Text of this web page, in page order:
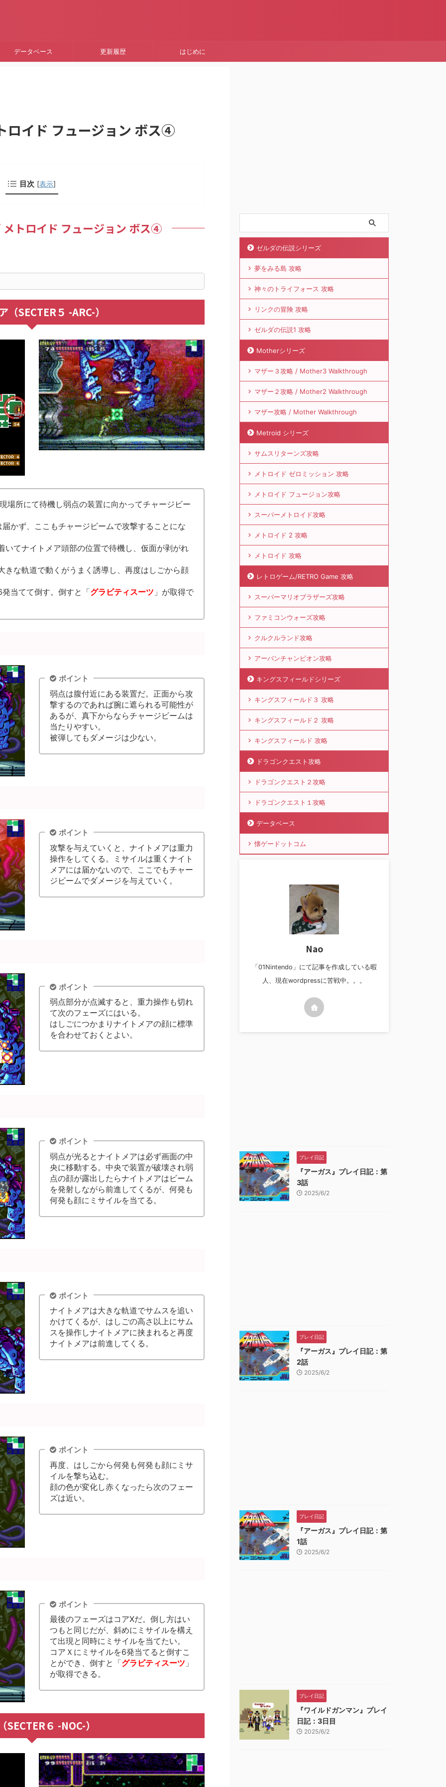
データベース 更新履歴 はじめに
ロイド フュージョン ボス④
目次 [表示]
トロイド フュージョン ボス④
（SECTER５ -ARC-）
場所にて待機し弱点の装置に向かってチャージビー
かず、ここもチャージビームで攻撃することにな
いてナイトメア頭部の位置で待機し、仮面が剥がれ
きな軌道で動くがうまく誘導し、再度はしごから顔
当てて倒す。倒すと「グラビティスーツ 」が取得で
ポイント
弱点は腹付近にある装置だ。正面から攻
撃するのであれば腕に遮られる可能性が
あるが、真下からならチャージビームは
当たりやすい。
被弾してもダメージは少ない。
ポイント
攻撃を与えていくと、ナイトメアは重力
操作をしてくる。ミサイルは重くナイト
メアには届かないので、ここでもチャー
ジビームでダメージを与えていく。
ポイント
弱点部分が点滅すると、重力操作も切れ
て次のフェーズにはいる。
はしごにつかまりナイトメアの顔に標準
を合わせておくとよい。
ポイント
弱点が光るとナイトメアは必ず画面の中
央に移動する。中央で装置が破壊され弱
点の顔が露出したらナイトメアはビーム
を発射しながら前進してくるが、何発も
何発も顔にミサイルを当てる。
ポイント
ナイトメアは大きな軌道でサムスを追い
かけてくるが、はしごの高さ以上にサム
スを操作しナイトメアに挟まれると再度
ナイトメアは前進してくる。
ポイント
再度、はしごから何発も何発も顔にミサ
イルを撃ち込む。
顔の色が変化し赤くなったら次のフェー
ズは近い。
ポイント
最後のフェーズはコアXだ。倒し方はい
つもと同じだが、斜めにミサイルを構え
て出現と同時にミサイルを当てたい。
コアＸにミサイルを6発当てると倒すこ
とができ、倒すと「グラビティスーツ 」
が取得できる。
SECTER６ -NOC-）
ゼルダの伝説シリーズ
夢をみる島 攻略
神々のトライフォース 攻略
リンクの冒険 攻略
ゼルダの伝説1 攻略
Motherシリーズ
マザー３攻略 / Mother3 Walkthrough
マザー２攻略 / Mother2 Walkthrough
マザー攻略 / Mother Walkthrough
Metroid シリーズ
サムスリターンズ攻略
メトロイド ゼロミッション 攻略
メトロイド フュージョン攻略
スーパーメトロイド攻略
メトロイド 2 攻略
メトロイド 攻略
レトロゲーム/RETRO Game 攻略
スーパーマリオブラザーズ攻略
ファミコンウォーズ攻略
クルクルランド攻略
アーバンチャンピオン攻略
キングスフィールドシリーズ
キングスフィールド３ 攻略
キングスフィールド２ 攻略
キングスフィールド 攻略
ドラゴンクエスト攻略
ドラゴンクエスト２攻略
ドラゴンクエスト１攻略
データベース
懐ゲードットコム
Nao
「01Nintendo」にて記事を作成している暇
人、現在wordpressに苦戦中。。。
プレイ日記
『アーガス』プレイ日記：第
3話
2025/6/2
プレイ日記
『アーガス』プレイ日記：第
2話
2025/6/2
プレイ日記
『アーガス』プレイ日記：第
1話
2025/6/2
プレイ日記
『ワイルドガンマン』プレイ
日記：3日目
2025/6/2